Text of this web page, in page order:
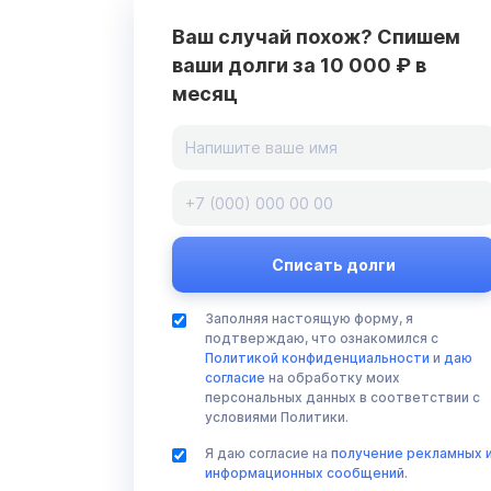
Ваш случай похож? Спишем
ваши долги за 10 000 ₽ в
месяц
Заполняя настоящую форму, я
подтверждаю, что ознакомился с
Политикой конфиденциальности и даю
согласие на обработку моих
персональных данных в соответствии с
условиями Политики.
Я даю согласие на получение рекламных
информационных сообщений.